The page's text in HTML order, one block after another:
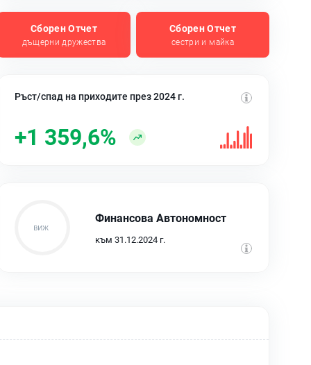
Сборен Отчет
дъщерни дружества
Сборен Отчет
сестри и майка
Ръст/спад на приходите през 2024 г.
+1 359,6%
Финансова Автономност
към 31.12.2024 г.